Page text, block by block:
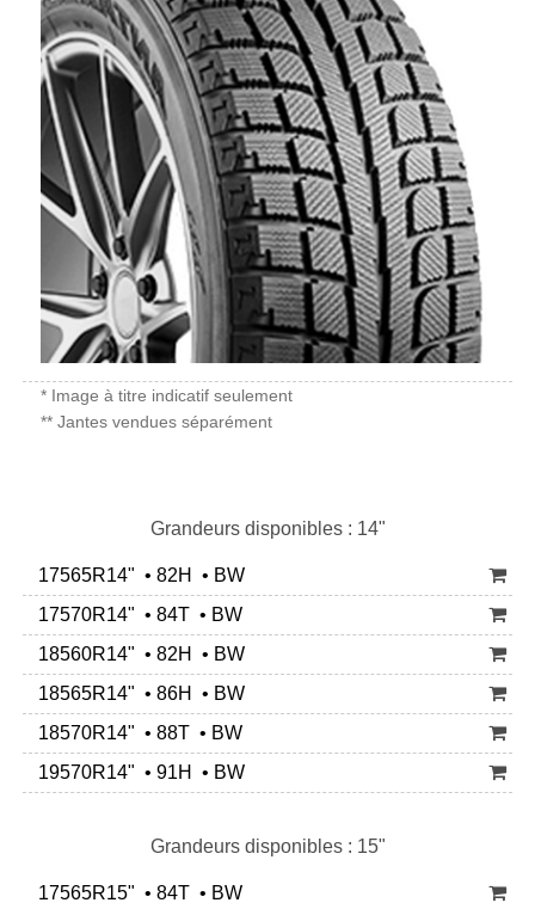
* Image à titre indicatif seulement
** Jantes vendues séparément
Grandeurs disponibles : 14"
17565R14" • 82H • BW
17570R14" • 84T • BW
18560R14" • 82H • BW
18565R14" • 86H • BW
18570R14" • 88T • BW
19570R14" • 91H • BW
Grandeurs disponibles : 15"
17565R15" • 84T • BW